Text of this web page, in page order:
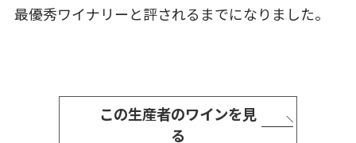
最優秀ワイナリーと評されるまでになりました。
この生産者のワインを見
る